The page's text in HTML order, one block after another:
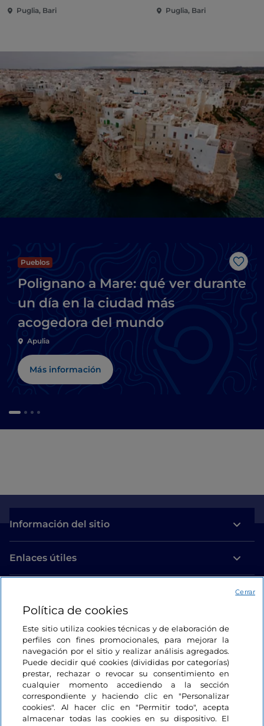
Puglia, Bari Puglia, Bari
Me
Pueblos
Polignano a Mare: qué ver durante
un día en la ciudad más
acogedora del mundo
Apulia
Más información
Información del sitio
Enlaces útiles
Estamos en contacto
Política de cookies
Este sitio utiliza cookies técnicas y de elaboración de
perfiles con fines promocionales, para mejorar la
navegación por el sitio y realizar análisis agregados.
Puede decidir qué cookies (divididas por categorías)
prestar, rechazar o revocar su consentimiento en
cualquier momento accediendo a la sección
correspondiente y haciendo clic en "Personalizar
cookies". Al hacer clic en "Permitir todo", acepta
almacenar todas las cookies en su dispositivo. El
Cerrar